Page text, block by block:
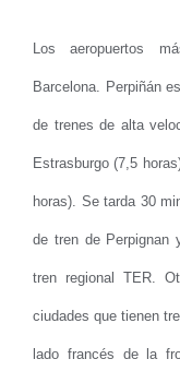
Los aeropuertos
Barcelona. Perpiñán
de trenes de alta
Estrasburgo (7,5
horas). Se tarda 30
de tren de Perpignan
tren regional TER.
ciudades que tienen
lado francés de la